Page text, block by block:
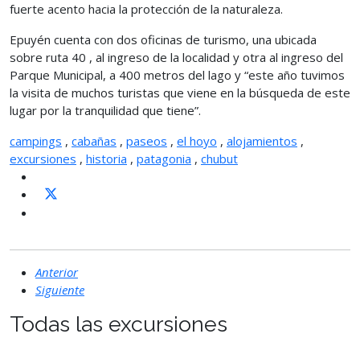
fuerte acento hacia la protección de la naturaleza.
Epuyén cuenta con dos oficinas de turismo, una ubicada
sobre ruta 40 , al ingreso de la localidad y otra al ingreso del
Parque Municipal, a 400 metros del lago y “este año tuvimos
la visita de muchos turistas que viene en la búsqueda de este
lugar por la tranquilidad que tiene”.
campings , cabañas , paseos , el hoyo , alojamientos ,
excursiones , historia , patagonia , chubut
Anterior
Siguiente
Todas las excursiones